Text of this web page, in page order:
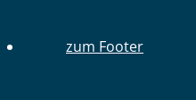
zum Footer
Wir nehmen den Schutz
Daten ernst und
Nachfolgend